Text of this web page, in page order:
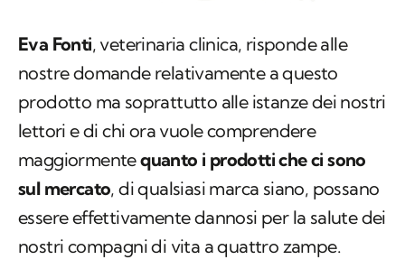
Eva Fonti, veterinaria clinica, risponde alle
nostre domande relativamente a questo
prodotto ma soprattutto alle istanze dei nostri
lettori e di chi ora vuole comprendere
maggiormentequanto i prodotti che ci sono
sul mercato, di qualsiasi marca siano, possano
essere effettivamente dannosi per la salute dei
nostri compagni di vita a quattro zampe.